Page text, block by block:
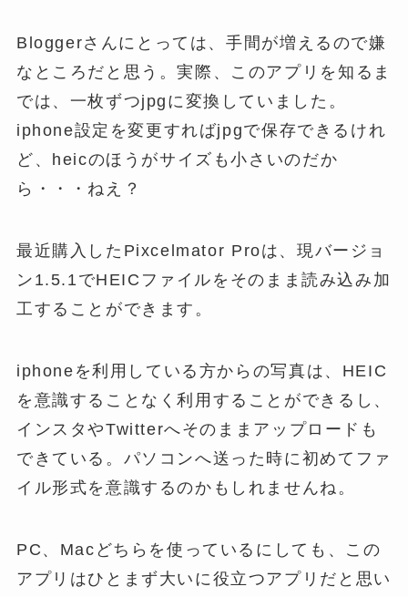
Bloggerさんにとっては、手間が増えるので嫌
なところだと思う。実際、このアプリを知るま
では、一枚ずつjpgに変換していました。
iphone設定を変更すればjpgで保存できるけれ
ど、heicのほうがサイズも小さいのだか
ら・・・ねえ？
最近購入したPixcelmator Proは、現バージョ
ン1.5.1でHEICファイルをそのまま読み込み加
工することができます。
iphoneを利用している方からの写真は、HEIC
を意識することなく利用することができるし、
インスタやTwitterへそのままアップロードも
できている。パソコンへ送った時に初めてファ
イル形式を意識するのかもしれませんね。
PC、Macどちらを使っているにしても、この
アプリはひとまず大いに役立つアプリだと思い